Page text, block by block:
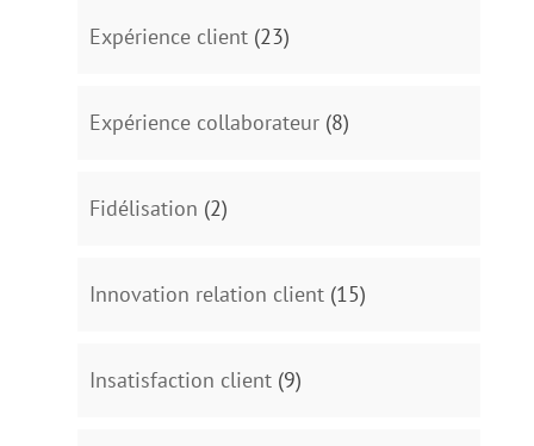
Expérience client(23)
Expérience collaborateur(8)
Fidélisation (2)
Innovation relation client(15)
Insatisfaction client(9)